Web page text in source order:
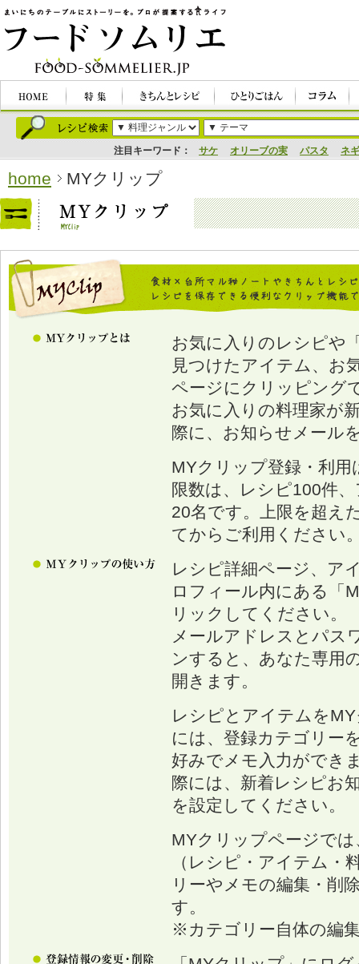
注目キーワード： サケ オリーブの実 パスタ ネギ
home MYクリップ
お気に入りのレシピや
見つけたアイテム、お
ページにクリッピング
お気に入りの料理家が
際に、お知らせメール
MYクリップ登録・利
限数は、レシピ100件
20名です。上限を超え
てからご利用ください
レシピ詳細ページ、ア
ロフィール内にある「
リックしてください。
メールアドレスとパス
ンすると、あなた専用
開きます。
レシピとアイテムを
には、登録カテゴリー
好みでメモ入力ができ
際には、新着レシピお
を設定してください。
MYクリップページで
（レシピ・アイテム・
リーやメモの編集・削
す。
※カテゴリー自体の編